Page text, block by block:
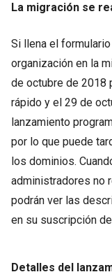
La migración se
Si llena el
organización en la
de octubre de 2018
rápido y el 29 de
lanzamiento
por lo que puede
los dominios.
administradores no
podrán ver las
en su suscripción
Detalles del